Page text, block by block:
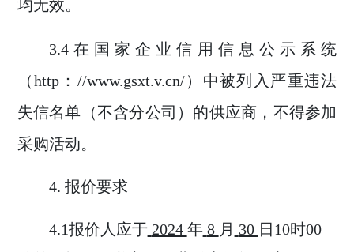
均无效。
3.4在 国家企业信用信息公示系统
（http ： //www.gsxt.v.cn/） 中被列入严重违法
失信名单（不含分公司）的供应商，不得参加
采购活动。
4. 报价要求
4.1报价人应于 2024 年 8 月 30 日 10时00